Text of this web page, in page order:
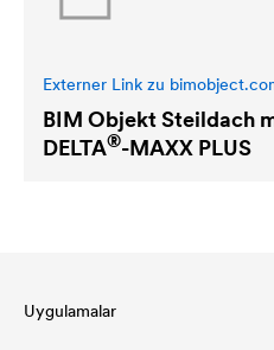
Externer Link zu
BIM Objekt Steildach
DELTA®-MAXX PLUS
Uygulamalar